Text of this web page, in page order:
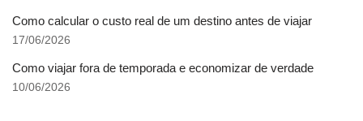
Como calcular o custo real de um destino antes de viajar
17/06/2026
Como viajar fora de temporada e economizar de verdade
10/06/2026